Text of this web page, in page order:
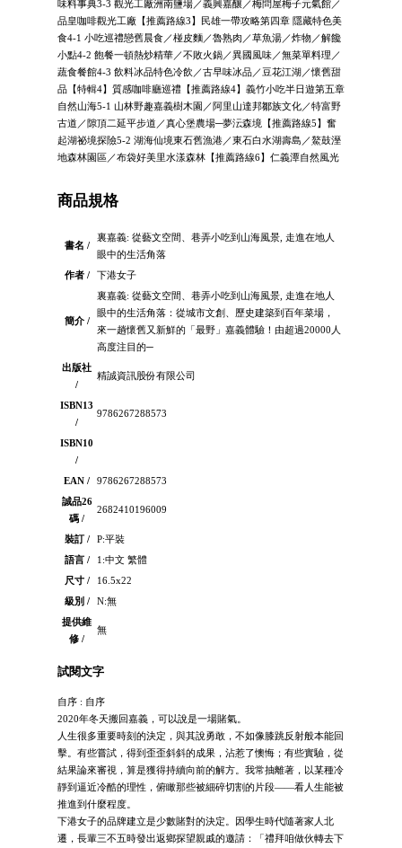
味料事典3-3 觀光工廠洲南鹽場／義興嘉釀／梅問屋梅子元氣館／
品皇咖啡觀光工廠【推薦路線3】民雄一帶攻略第四章 隱藏特色美
食4-1 小吃巡禮戀舊晨食／椪皮麵／魯熟肉／草魚湯／炸物／解饞
小點4-2 飽餐一頓熱炒精華／不敗火鍋／異國風味／無菜單料理／
蔬食餐館4-3 飲料冰品特色冷飲／古早味冰品／豆花江湖／懷舊甜
品【特輯4】質感咖啡廳巡禮【推薦路線4】義竹小吃半日遊第五章
自然山海5-1 山林野趣嘉義樹木園／阿里山達邦鄒族文化／特富野
古道／隙頂二延平步道／真心堡農場─夢沄森境【推薦路線5】奮
起湖祕境探險5-2 湖海仙境東石舊漁港／東石白水湖壽島／鰲鼓溼
地森林園區／布袋好美里水漾森林【推薦路線6】仁義潭自然風光
商品規格
書名 /
裏嘉義: 從藝文空間、巷弄小吃到山海風景, 走進在地人
眼中的生活角落
作者 /
下港女子
簡介 /
裏嘉義: 從藝文空間、巷弄小吃到山海風景, 走進在地人
眼中的生活角落：從城市文創、歷史建築到百年菜場，
來一趟懷舊又新鮮的「最野」嘉義體驗！由超過20000人
高度注目的─
出版社
/
精誠資訊股份有限公司
ISBN13
/
9786267288573
ISBN10
/
EAN /
9786267288573
誠品26
碼 /
2682410196009
裝訂 /
P:平裝
語言 /
1:中文 繁體
尺寸 /
16.5x22
級別 /
N:無
提供維
修 /
無
試閱文字
自序 : 自序
2020年冬天搬回嘉義，可以說是一場賭氣。
人生很多重要時刻的決定，與其說勇敢，不如像膝跳反射般本能回
擊。有些嘗試，得到歪歪斜斜的成果，沾惹了懊悔；有些實驗，從
結果論來審視，算是獲得持續向前的解方。我常抽離著，以某種冷
靜到逼近冷酷的理性，俯瞰那些被細碎切割的片段——看人生能被
推進到什麼程度。
下港女子的品牌建立是少數賭對的決定。因學生時代隨著家人北
遷，長輩三不五時發出返鄉探望親戚的邀請：「禮拜咱做伙轉去下